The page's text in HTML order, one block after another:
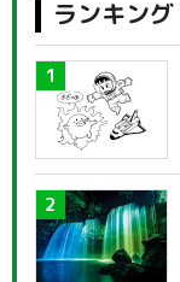
ランキング